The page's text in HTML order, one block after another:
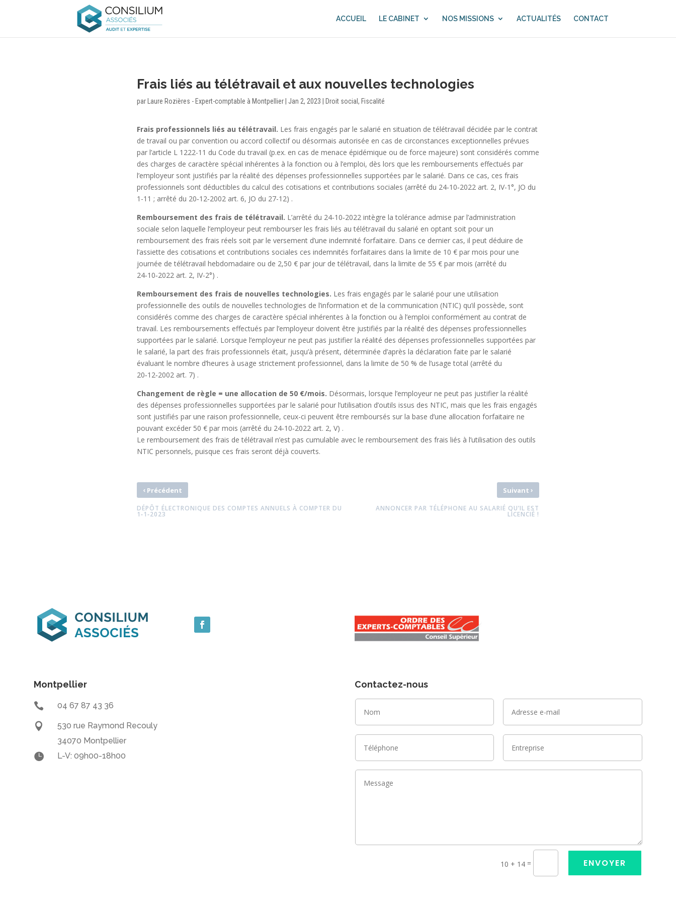
ACCUEIL LE CABINET NOS MISSIONS ACTUALITÉS CONTACT
Frais liés au télétravail et aux nouvelles technologies
par Laure Rozières - Expert-comptable à Montpellier Jan 2, 2023 Droit social , Fiscalité
Frais professionnels liés au télétravail. Les frais engagés par le salarié en situation de télétravail décidée par le contrat
de travail ou par convention ou accord collectif ou désormais autorisée en cas de circonstances exceptionnelles prévues
par l’article L 1222-11 du Code du travail (p.ex. en cas de menace épidémique ou de force majeure) sont considérés comme
des charges de caractère spécial inhérentes à la fonction ou à l’emploi, dès lors que les remboursements effectués par
l’employeur sont justifiés par la réalité des dépenses professionnelles supportées par le salarié. Dans ce cas, ces frais
professionnels sont déductibles du calcul des cotisations et contributions sociales (arrêté du 24‑10‑2022 art. 2, IV-1°, JO du
1-11 ; arrêté du 20‑12‑2002 art. 6, JO du 27-12) .
Remboursement des frais de télétravail. L’arrêté du 24‑10‑2022 intègre la tolérance admise par l’administration
sociale selon laquelle l’employeur peut rembourser les frais liés au télétravail du salarié en optant soit pour un
remboursement des frais réels soit par le versement d’une indemnité forfaitaire. Dans ce dernier cas, il peut déduire de
l’assiette des cotisations et contributions sociales ces indemnités forfaitaires dans la limite de 10 € par mois pour une
journée de télétravail hebdomadaire ou de 2,50 € par jour de télétravail, dans la limite de 55 € par mois (arrêté du
24‑10‑2022 art. 2, IV-2°) .
Remboursement des frais de nouvelles technologies. Les frais engagés par le salarié pour une utilisation
professionnelle des outils de nouvelles technologies de l’information et de la communication (NTIC) qu’il possède, sont
considérés comme des charges de caractère spécial inhérentes à la fonction ou à l’emploi conformément au contrat de
travail. Les remboursements effectués par l’employeur doivent être justifiés par la réalité des dépenses professionnelles
supportées par le salarié. Lorsque l’employeur ne peut pas justifier la réalité des dépenses professionnelles supportées par
le salarié, la part des frais professionnels était, jusqu’à présent, déterminée d’après la déclaration faite par le salarié
évaluant le nombre d’heures à usage strictement professionnel, dans la limite de 50 % de l’usage total (arrêté du
20‑12‑2002 art. 7) .
Changement de règle = une allocation de 50 €/mois. Désormais, lorsque l’employeur ne peut pas justifier la réalité
des dépenses professionnelles supportées par le salarié pour l’utilisation d’outils issus des NTIC, mais que les frais engagés
sont justifiés par une raison professionnelle, ceux-ci peuvent être remboursés sur la base d’une allocation forfaitaire ne
pouvant excéder 50 € par mois (arrêté du 24‑10‑2022 art. 2, V) .
Le remboursement des frais de télétravail n’est pas cumulable avec le remboursement des frais liés à l’utilisation des outils
NTIC personnels, puisque ces frais seront déjà couverts.
‹ Précédent
DÉPÔT ÉLECTRONIQUE DES COMPTES ANNUELS À COMPTER DU
1‑1‑2023
Suivant ›
ANNONCER PAR TÉLÉPHONE AU SALARIÉ QU’IL EST
LICENCIÉ !
Montpellier
 04 67 87 43 36

530 rue Raymond Recouly
34070 Montpellier
 L-V: 09h00-18h00
Contactez-nous
10 + 14= ENVOYER